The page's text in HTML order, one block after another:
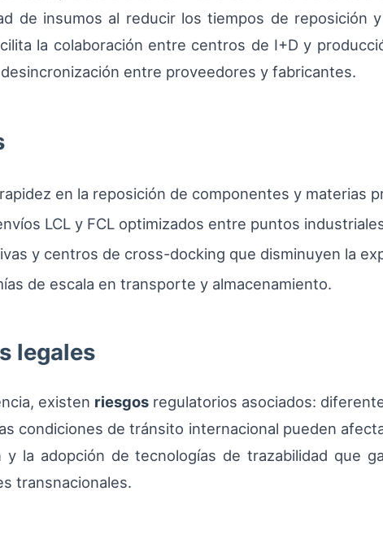
de insumos al reducir los tiempos de reposición
la colaboración entre centros de I+D y
entre proveedores y fabricantes.
en la reposición de componentes y materias
LCL y FCL optimizados entre puntos
y centros de cross-docking que disminuyen la
de escala en transporte y almacenamiento.
legales
existen riesgosregulatorios asociados:
condiciones de tránsito internacional pueden
y la adopción de tecnologías de trazabilidad que
transnacionales.